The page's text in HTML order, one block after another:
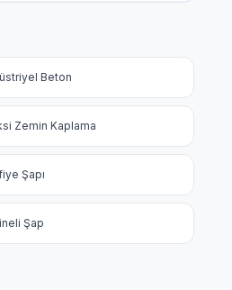
Beton
Zemin Kaplama
Şapı
Şap